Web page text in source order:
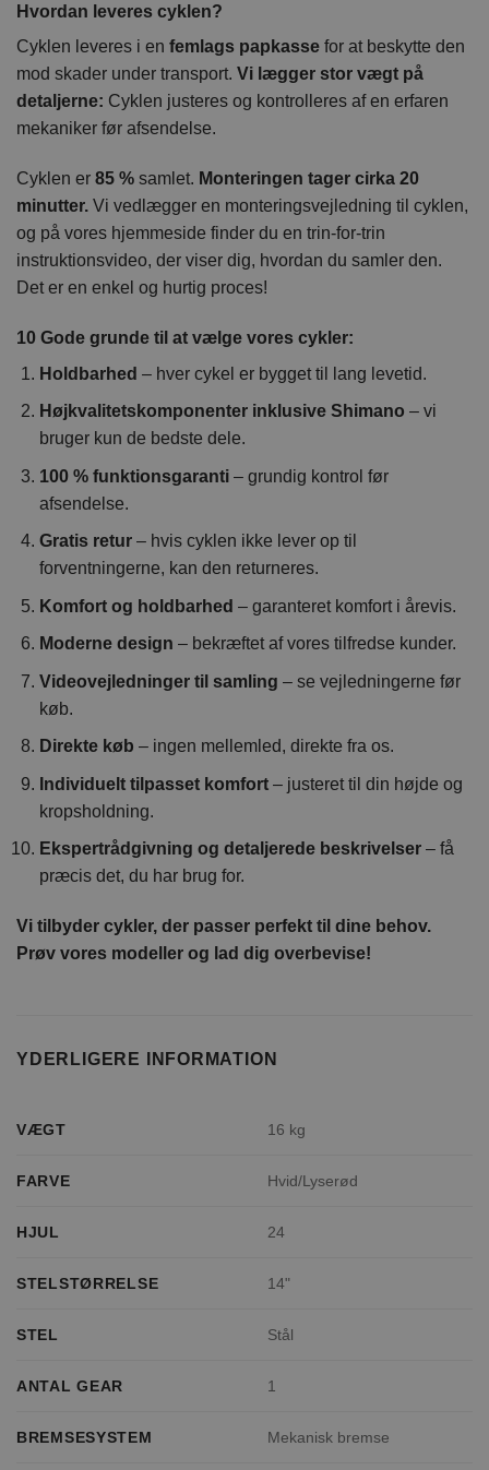
Hvordan leveres cyklen?
Cyklen leveres i en femlags papkasse for at beskytte den
mod skader under transport. Vi lægger stor vægt på
detaljerne: Cyklen justeres og kontrolleres af en erfaren
mekaniker før afsendelse.
Cyklen er 85 % samlet. Monteringen tager cirka 20
minutter. Vi vedlægger en monteringsvejledning til cyklen,
og på vores hjemmeside finder du en trin-for-trin
instruktionsvideo, der viser dig, hvordan du samler den.
Det er en enkel og hurtig proces!
10 Gode grunde til at vælge vores cykler:
Holdbarhed – hver cykel er bygget til lang levetid.
Højkvalitetskomponenter inklusive Shimano – vi
bruger kun de bedste dele.
100 % funktionsgaranti– grundig kontrol før
afsendelse.
Gratis retur– hvis cyklen ikke lever op til
forventningerne, kan den returneres.
Komfort og holdbarhed – garanteret komfort i årevis.
Moderne design – bekræftet af vores tilfredse kunder.
Videovejledninger til samling – se vejledningerne før
køb.
Direkte køb – ingen mellemled, direkte fra os.
Individuelt tilpasset komfort– justeret til din højde og
kropsholdning.
Ekspertrådgivning og detaljerede beskrivelser– få
præcis det, du har brug for.
Vi tilbyder cykler, der passer perfekt til dine behov.
Prøv vores modeller og lad dig overbevise!
YDERLIGERE INFORMATION
VÆGT 16 kg
FARVE Hvid/Lyserød
HJUL 24
STELSTØRRELSE 14"
STEL Stål
ANTAL GEAR 1
BREMSESYSTEM Mekanisk bremse